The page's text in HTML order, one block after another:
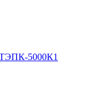
ТЭПК-5000К1